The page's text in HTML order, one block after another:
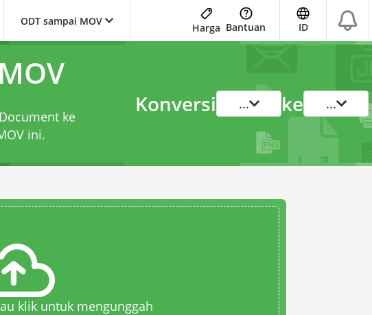
ODT sampai MOV
Harga Bantuan ID
ke
ini.
Konversi ... ke ...
klik untuk mengunggah